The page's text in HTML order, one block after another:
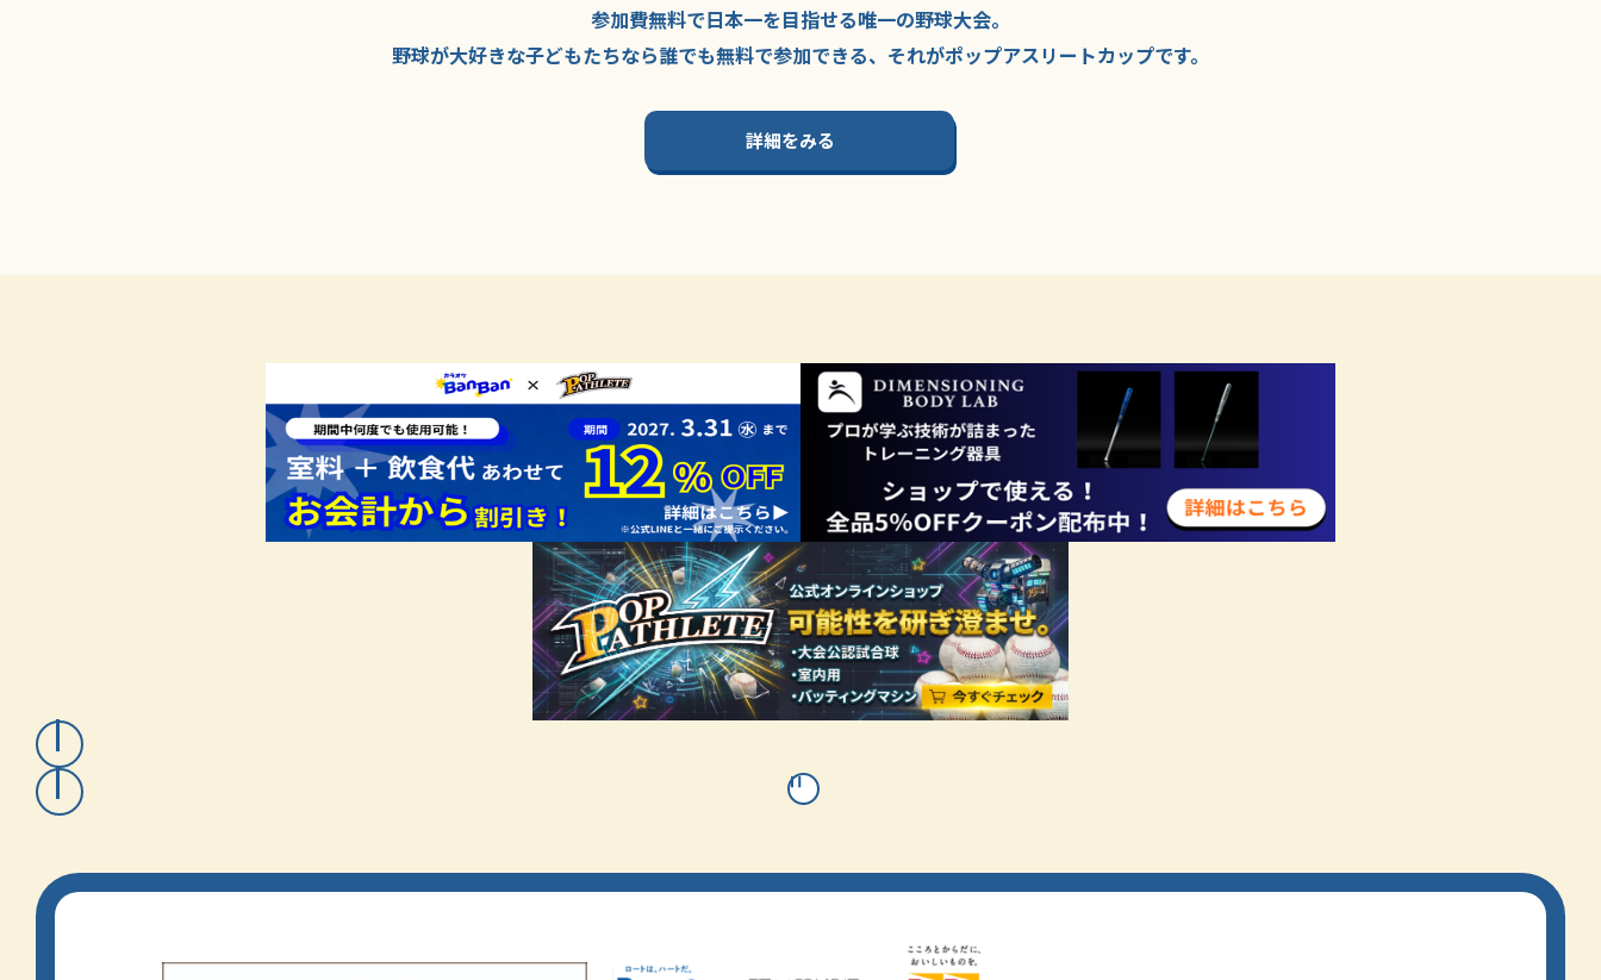
参加費無料で日本一を目指せる唯一の野球大会。
野球が大好きな子どもたちなら誰でも無料で参加できる、 それがポップアスリートカップです。
詳細をみる